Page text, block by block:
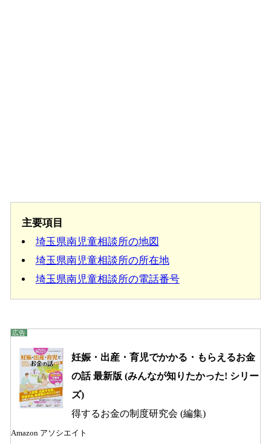
主要項目
埼玉県南児童相談所の地図
埼玉県南児童相談所の所在地
埼玉県南児童相談所の電話番号
妊娠・出産・育児でかかる・もらえるお金
の話 最新版 (みんなが知りたかった! シリー
ズ)
得するお金の制度研究会 (編集)
Amazon アソシエイト